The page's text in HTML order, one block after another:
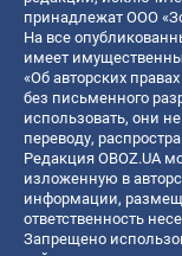
принадлежат ООО
На все
имеет
«Об авторских
без письменного
использовать, они
переводу,
Редакция OBOZ.UA
изложенную в
информации,
ответственность
Запрещено